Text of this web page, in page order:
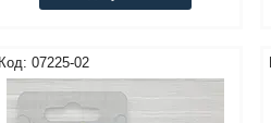
07225-02